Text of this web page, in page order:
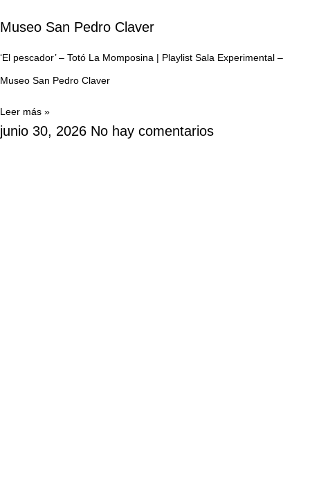
Museo San Pedro Claver
‘El pescador’ – Totó La Momposina | Playlist Sala Experimental –
Museo San Pedro Claver
Leer más »
junio 30, 2026 No hay comentarios